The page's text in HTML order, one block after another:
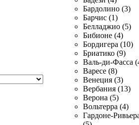
Бардолино (3)
Барчис (1)
Белладжио (5)
Бибионе (4)
Бордигера (10)
Бриатико (9)
Валь-ди-Фасса
Варесе (8)
Венеция (3)
Вербания (13)
Верона (5)
Вольтерра (4)
Гардоне-